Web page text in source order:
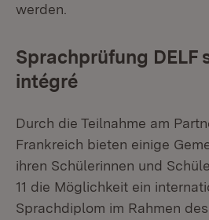
werden.
Sprachprüfung DELF
intégré
Durch die Teilnahme am
Frankreich bieten einige
ihren Schülerinnen und
11 die Möglichkeit ein
Sprachdiplom im Rahmen des